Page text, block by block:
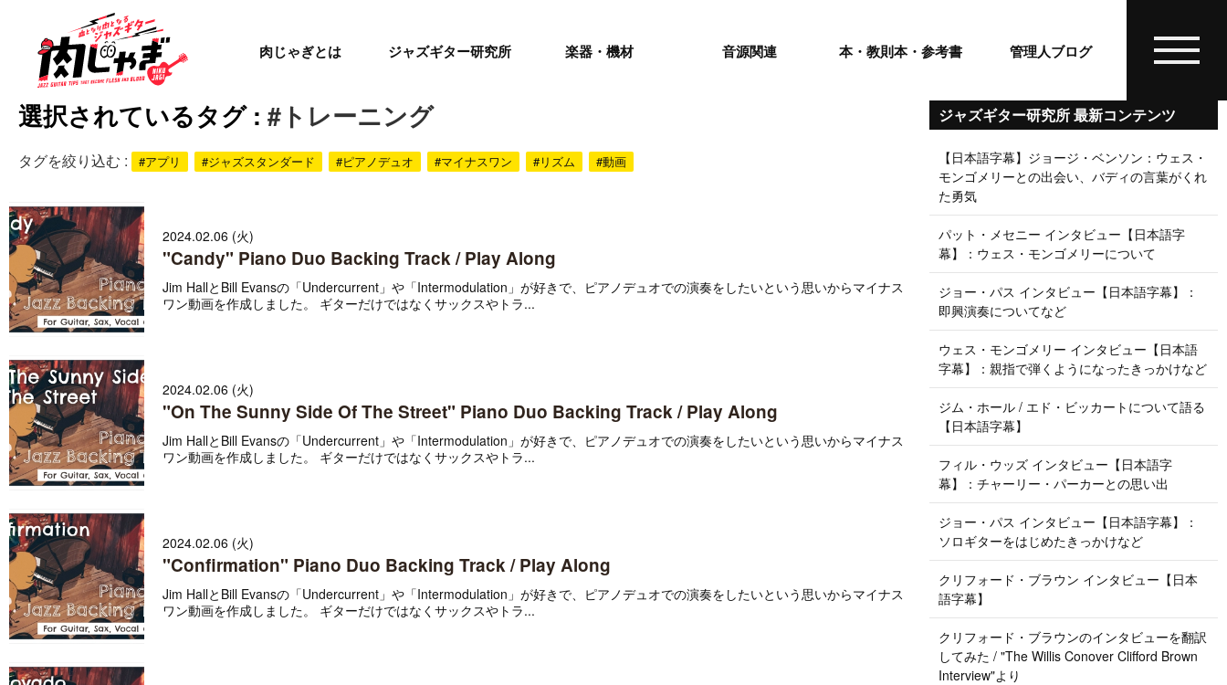
肉じゃぎとは ジャズギター研究所 楽器・機材 音源関連 本・教則本・参考書 管理人ブログ
選択されているタグ : #トレーニング
タグを絞り込む : #アプリ #ジャズスタンダード #ピアノデュオ #マイナスワン #リズム #動画
2024.02.06 (火)
"Candy" Piano Duo Backing Track / Play Along
Jim HallとBill Evansの「Undercurrent」や「Intermodulation」が好きで、ピアノデュオでの演奏をしたいという思いからマイナス
ワン動画を作成しました。 ギターだけではなくサックスやトラ...
2024.02.06 (火)
"On The Sunny Side Of The Street" Piano Duo Backing Track / Play Along
Jim HallとBill Evansの「Undercurrent」や「Intermodulation」が好きで、ピアノデュオでの演奏をしたいという思いからマイナス
ワン動画を作成しました。 ギターだけではなくサックスやトラ...
2024.02.06 (火)
"Confirmation" Piano Duo Backing Track / Play Along
Jim HallとBill Evansの「Undercurrent」や「Intermodulation」が好きで、ピアノデュオでの演奏をしたいという思いからマイナス
ワン動画を作成しました。 ギターだけではなくサックスやトラ...
ジャズギター研究所 最新コンテンツ
【日本語字幕】ジョージ・ベンソン：ウェス・
モンゴメリーとの出会い、バディの言葉がくれ
た勇気
パット・メセニー インタビュー【日本語字
幕】：ウェス・モンゴメリーについて
ジョー・パス インタビュー【日本語字幕】：
即興演奏についてなど
ウェス・モンゴメリー インタビュー【日本語
字幕】：親指で弾くようになったきっかけなど
ジム・ホール / エド・ビッカートについて語る
【日本語字幕】
フィル・ウッズ インタビュー【日本語字
幕】：チャーリー・パーカーとの思い出
ジョー・パス インタビュー【日本語字幕】：
ソロギターをはじめたきっかけなど
クリフォード・ブラウン インタビュー【日本
語字幕】
クリフォード・ブラウンのインタビューを翻訳
してみた / "The Willis Conover Clifford Brown
Interview"より